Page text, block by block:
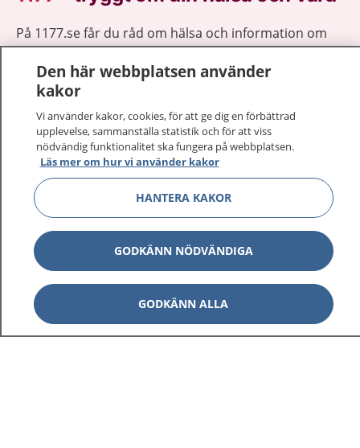
På 1177.se får du råd om hälsa och information om
sjukdomar och vilka mottagningar du kan kontakta.
Logga in för att läsa din journal och göra dina
vårdärenden. Ring telefonnummer 1177 för
sjukvårdsrådgivning dygnet runt.
1177 ger dig råd när du vill må bättre.
1177 på flera språk Visa
Om 1177 Visa
Kontakt Visa
Den här webbplatsen använder
kakor
Vi använder kakor, cookies, för att ge dig en förbättrad
upplevelse, sammanställa statistik och för att viss
nödvändig funktionalitet ska fungera på webbplatsen.
Läs mer om hur vi använder kakor
HANTERA KAKOR
GODKÄNN NÖDVÄNDIGA
GODKÄNN ALLA